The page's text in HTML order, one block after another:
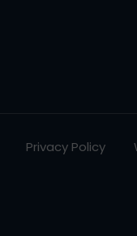
Privacy Policy